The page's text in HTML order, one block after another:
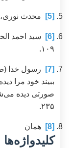
[5] محدث نوری، دار
[6]
سید احمد
۱۰۹.
[7]
رسول خدا
ببیند خود مرا
۲۳۵.
[8] همان
کلیدواژه‌ها